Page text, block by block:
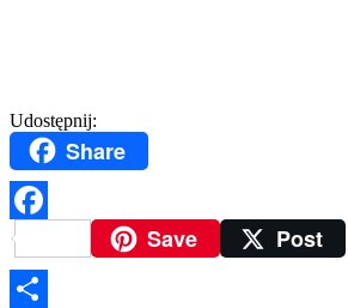
Udostępnij:
Share
FacebookSave Post